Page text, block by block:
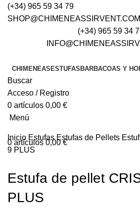
(+34) 965 59 34 79
SHOP@CHIMENEASSIRVENT.COM
(+34) 965 59 34
CHIMENEAS ESTUFAS BARBACOAS Y
Buscar
Acceso / Registro
0 artículos 0,00 €
Menú
0artículos 0,00€
Inicio Estufas Estufas de Pellets
9 PLUS
Estufa de pellet
PLUS